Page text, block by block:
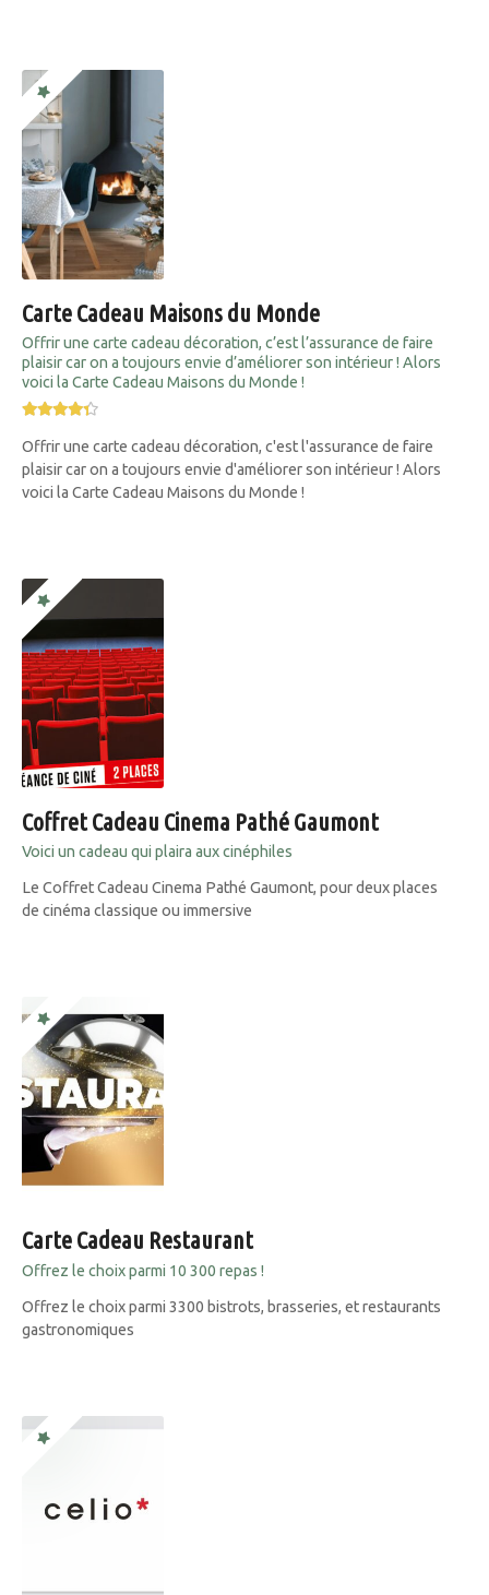
Carte Cadeau Maisons du Monde
Offrir une carte cadeau décoration, c’est l’assurance de faire
plaisir car on a toujours envie d’améliorer son intérieur ! Alors
voici la Carte Cadeau Maisons du Monde !
Offrir une carte cadeau décoration, c'est l'assurance de faire
plaisir car on a toujours envie d'améliorer son intérieur ! Alors
voici la Carte Cadeau Maisons du Monde !
Coffret Cadeau Cinema Pathé Gaumont
Voici un cadeau qui plaira aux cinéphiles
Le Coffret Cadeau Cinema Pathé Gaumont, pour deux places
de cinéma classique ou immersive
Carte Cadeau Restaurant
Offrez le choix parmi 10 300 repas !
Offrez le choix parmi 3300 bistrots, brasseries, et restaurants
gastronomiques